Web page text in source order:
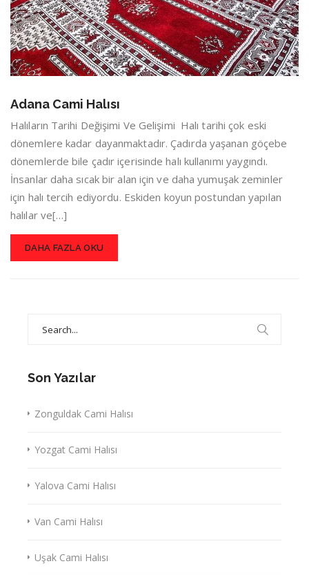
Adana Cami Halısı
Halıların Tarihi Değişimi Ve Gelişimi Halı tarihi çok eski
dönemlere kadar dayanmaktadır. Çadırda yaşanan göçebe
dönemlerde bile çadır içerisinde halı kullanımı yaygındı.
İnsanlar daha sıcak bir alan için ve daha yumuşak zeminler
için halı tercih ediyordu. Eskiden koyun postundan yapılan
halılar ve[…]
DAHA FAZLA OKU
Son Yazılar
Zonguldak Cami Halısı
Yozgat Cami Halısı
Yalova Cami Halısı
Van Cami Halısı
Uşak Cami Halısı